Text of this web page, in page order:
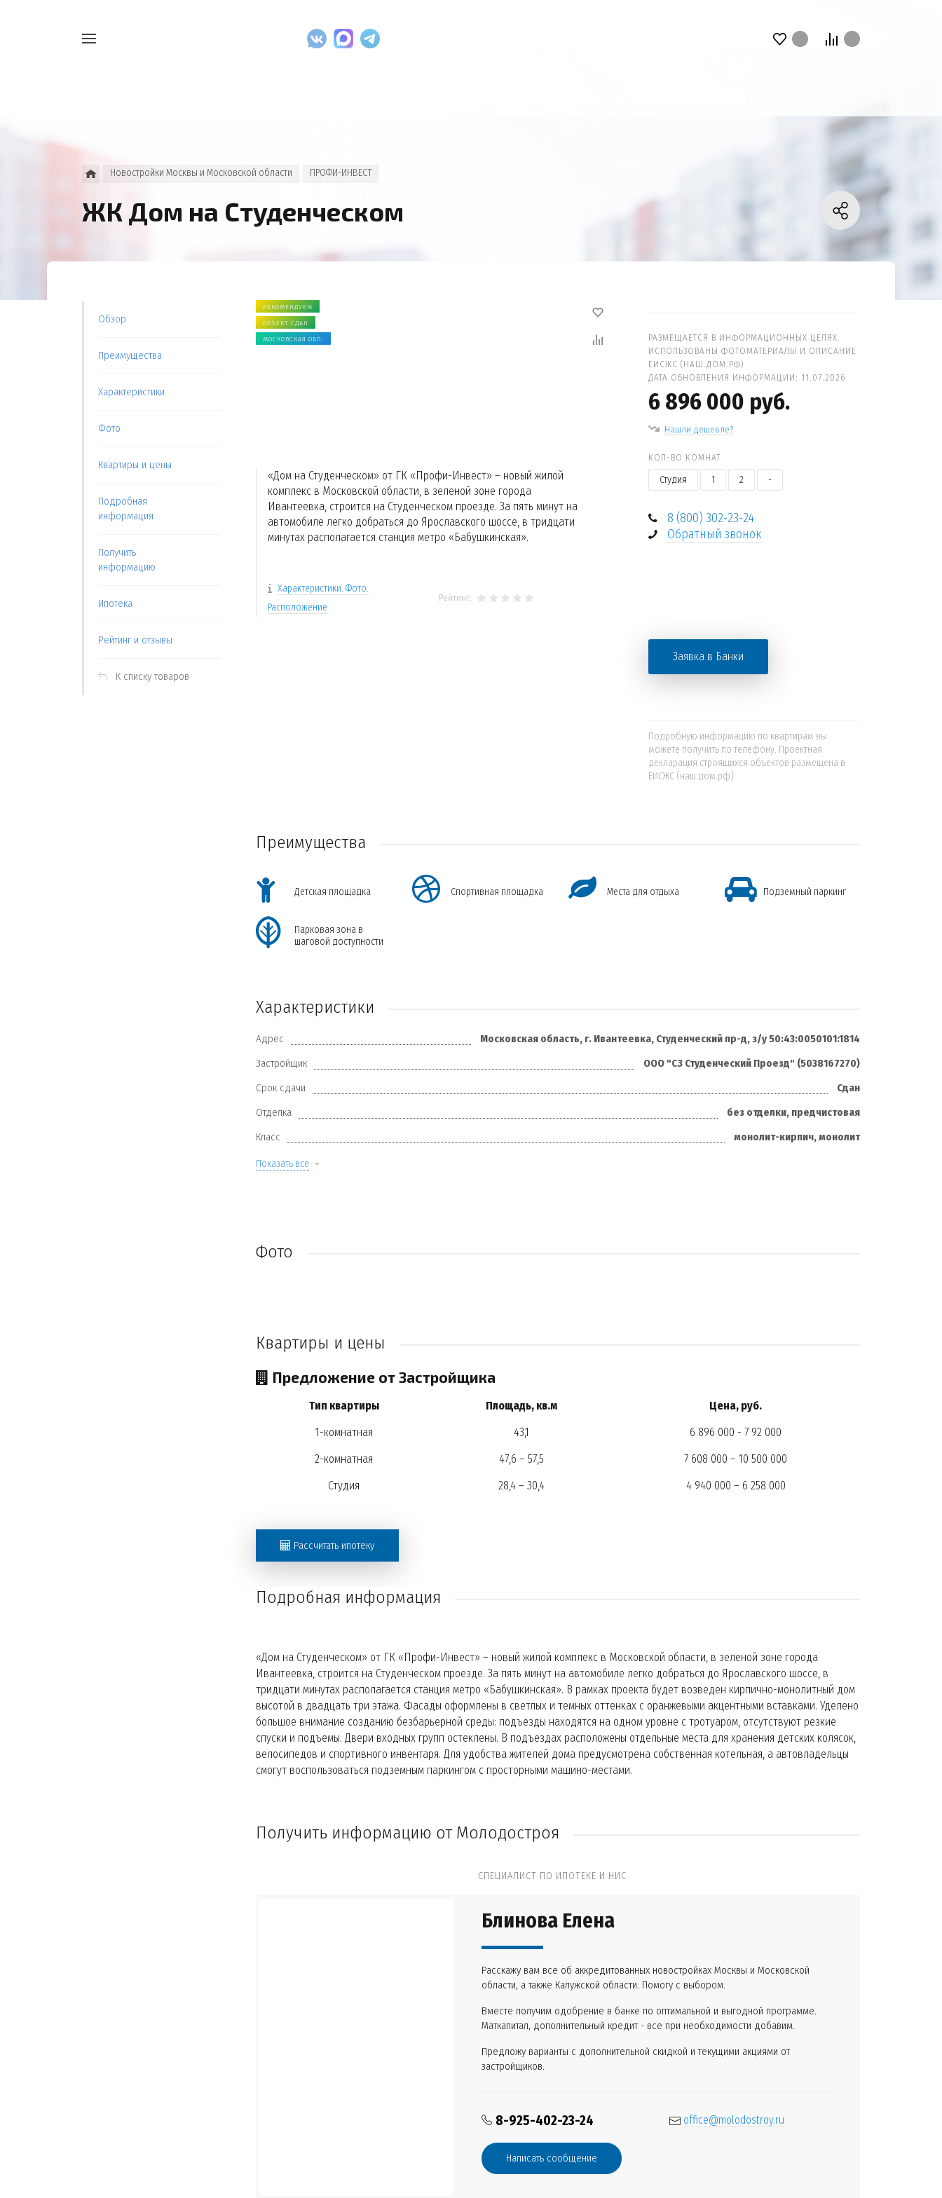
Новостройки Москвы и Московской области ПРОФИ-ИНВЕСТ
ЖК Дом на Студенческом
Обзор
Преимущества
Характеристики
Фото
Квартиры и цены
Подробная
информация
Получить
информацию
Ипотека
Рейтинг и отзывы
К списку товаров
РЕКОМЕНДУЕМ
ОБЪЕКТ СДАН
МОСКОВСКАЯ ОБЛ.
«Дом на Студенческом» от ГК «Профи-Инвест» – новый жилой
комплекс в Московской области, в зеленой зоне города
Ивантеевка, строится на Студенческом проезде. За пять минут на
автомобиле легко добраться до Ярославского шоссе, в тридцати
минутах располагается станция метро «Бабушкинская».
Характеристики. Фото.
Расположение
Рейтинг:
РАЗМЕЩАЕТСЯ В ИНФОРМАЦИОННЫХ ЦЕЛЯХ.
ИСПОЛЬЗОВАНЫ ФОТОМАТЕРИАЛЫ И ОПИСАНИЕ
ЕИСЖС (НАШ.ДОМ.РФ)
ДАТА ОБНОВЛЕНИЯ ИНФОРМАЦИИ: 11.07.2026
6 896 000 руб.
Нашли дешевле?
КОЛ-ВО КОМНАТ
Студия 1 2 -
8 (800) 302-23-24
Обратный звонок
Заявка в Банки
Подробную информацию по квартирам вы
можете получить по телефону. Проектная
декларация строящихся объектов размещена в
ЕИСЖС (наш.дом.рф)
Преимущества
Детская площадка Спортивная площадка Места для отдыха Подземный паркинг
Парковая зона в
шаговой доступности
Характеристики
Адрес
Московская область, г. Ивантеевка, Студенческий пр-д, з/у 50:43:0050101:1814
Застройщик
ООО "СЗ Студенческий Проезд" (5038167270)
Срок сдачи
Сдан
Отделка
без отделки, предчистовая
Класс
монолит-кирпич, монолит
Показать все
Фото
Квартиры и цены
Предложение от Застройщика
Тип квартиры Площадь, кв.м
Цена, руб.
1-комнатная
43,1
6 896 000 - 7 92 000
2-комнатная
47,6 – 57,5
7 608 000 – 10 500 000
Студия
28,4 – 30,4 4 940 000 – 6 258 000
Рассчитать ипотеку
Подробная информация
«Дом на Студенческом» от ГК «Профи-Инвест» – новый жилой комплекс в Московской области, в зеленой зоне города
Ивантеевка, строится на Студенческом проезде. За пять минут на автомобиле легко добраться до Ярославского шоссе, в
тридцати минутах располагается станция метро «Бабушкинская». В рамках проекта будет возведен кирпично-монолитный дом
высотой в двадцать три этажа. Фасады оформлены в светлых и темных оттенках с оранжевыми акцентными вставками. Уделено
большое внимание созданию безбарьерной среды: подъезды находятся на одном уровне с тротуаром, отсутствуют резкие
спуски и подъемы. Двери входных групп остеклены. В подъездах расположены отдельные места для хранения детских колясок,
велосипедов и спортивного инвентаря. Для удобства жителей дома предусмотрена собственная котельная, а автовладельцы
смогут воспользоваться подземным паркингом с просторными машино-местами.
Получить информацию от Молодостроя
СПЕЦИАЛИСТ ПО ИПОТЕКЕ И НИС
Блинова Елена
Расскажу вам все об аккредитованных новостройках Москвы и Московской
области, а также Калужской области. Помогу с выбором.
Вместе получим одобрение в банке по оптимальной и выгодной программе.
Маткапитал, дополнительный кредит - все при необходимости добавим.
Предложу варианты с дополнительной скидкой и текущими акциями от
застройщиков.
8-925-402-23-24 office@molodostroy.ru
Написать сообщение